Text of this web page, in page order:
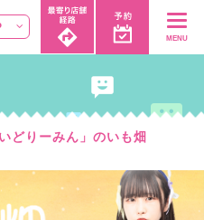
MENU
どりーみん」のいも畑